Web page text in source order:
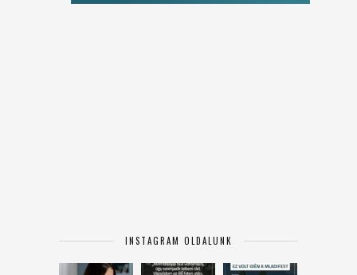
INSTAGRAM OLDALUNK